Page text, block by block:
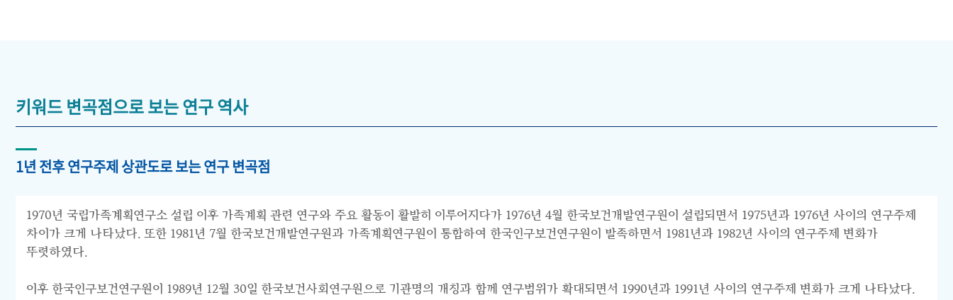
키워드 변곡점으로 보는 연구 역사
1년 전후 연구주제 상관도로 보는 연구 변곡점
1970년 국립가족계획연구소 설립 이후 가족계획 관련 연구와 주요 활동이 활발히 이루어지다가 1976년 4월 한국보건개발연구원이 설립되면서 1975년과 1976년 사이의 연구주제
차이가 크게 나타났다. 또한 1981년 7월 한국보건개발연구원과 가족계획연구원이 통합하여 한국인구보건연구원이 발족하면서 1981년과 1982년 사이의 연구주제 변화가
뚜렷하였다.
이후 한국인구보건연구원이 1989년 12월 30일 한국보건사회연구원으로 기관명의 개칭과 함께 연구범위가 확대되면서 1990년과 1991년 사이의 연구주제 변화가 크게 나타났다.